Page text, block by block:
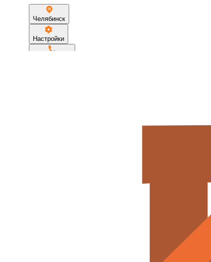
Челябинск
Настройки